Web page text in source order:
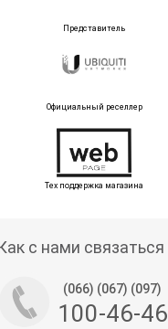
Представитель
Официальный реселлер
Тех поддержка магазина
с нами связаться
(066) (067) (097)
100-46-46